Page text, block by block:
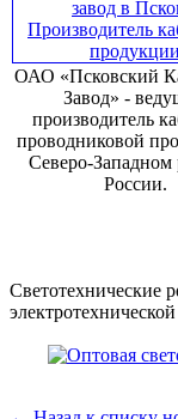
ОАО «Псковский
Завод» -
производитель
проводниковой
Северо-Западном
России.
Светотехнические